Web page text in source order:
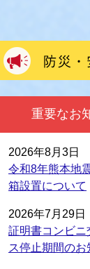
重要なお
2026年8月3日
令和8年熊本地
箱設置について
2026年7月29日
証明書コンビニ
ス停止期間のお